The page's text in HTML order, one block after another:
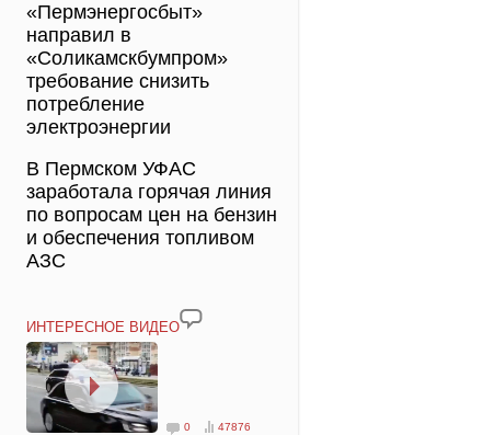
«Пермэнергосбыт»
направил в
«Соликамскбумпром»
требование снизить
потребление
электроэнергии
В Пермском УФАС
заработала горячая линия
по вопросам цен на бензин
и обеспечения топливом
АЗС
ИНТЕРЕСНОЕ ВИДЕО
0 47876